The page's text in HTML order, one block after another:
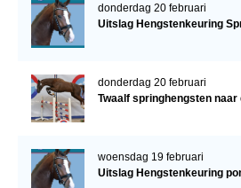
donderdag 20 februari
Uitslag Hengstenkeuring
donderdag 20 februari
Twaalf springhengsten
woensdag 19 februari
Uitslag Hengstenkeuring